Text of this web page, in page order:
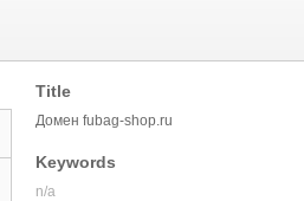
Title
Домен fubag-shop.ru
Keywords
n/a